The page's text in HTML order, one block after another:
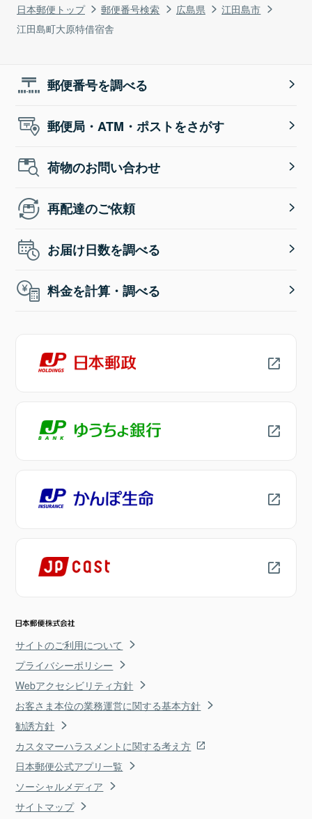
日本郵便トップ 郵便番号検索 広島県
江田島市
江田島町大原特借宿舎
郵便番号を調べる
郵便局・ATM・ポストをさがす
荷物のお問い合わせ
再配達のご依頼
お届け日数を調べる
料金を計算・調べる
サイトのご利用について
プライバシーポリシー
Webアクセシビリティ方針
お客さま本位の業務運営に関する基本方針
勧誘方針
カスタマーハラスメントに関する考え方
日本郵便公式アプリ一覧
ソーシャルメディア
サイトマップ